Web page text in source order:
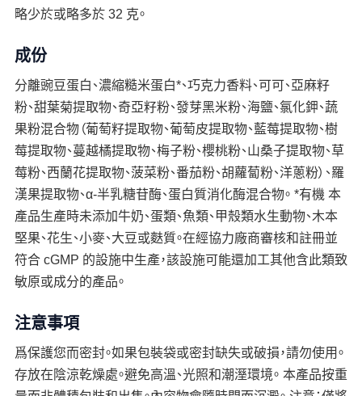
略少於或略多於 32 克。
成份
分離豌豆蛋白、濃縮糙米蛋白*、巧克力香料、可可、亞麻籽
粉、甜葉菊提取物、奇亞籽粉、發芽黑米粉、海鹽、氯化鉀、蔬
果粉混合物（葡萄籽提取物、葡萄皮提取物、藍莓提取物、樹
莓提取物、蔓越橘提取物、梅子粉、櫻桃粉、山桑子提取物、草
莓粉、西蘭花提取物、菠菜粉、番茄粉、胡蘿蔔粉、洋蔥粉）、羅
漢果提取物、α-半乳糖苷酶、蛋白質消化酶混合物。 *有機 本
產品生產時未添加牛奶、蛋類、魚類、甲殼類水生動物、木本
堅果、花生、小麥、大豆或麩質。在經協力廠商審核和註冊並
符合 cGMP 的設施中生產，該設施可能還加工其他含此類致
敏原或成分的產品。
注意事項
爲保護您而密封。如果包裝袋或密封缺失或破損，請勿使用。
存放在陰涼乾燥處。避免高溫、光照和潮溼環境。 本產品按重